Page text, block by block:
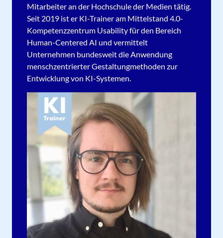
Mitarbeiter an der Hochschule der Medien tätig.
Seit 2019 ist er KI-Trainer am Mittelstand 4.0-
Kompetenzzentrum Usability für den Bereich
Human-Centered AI und vermittelt
Unternehmen bundesweit die Anwendung
menschzentrierter Gestaltungmethoden zur
Entwicklung von KI-Systemen.